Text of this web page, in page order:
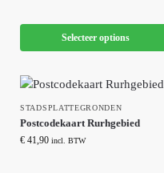
Selecteer options
STADSPLATTEGRONDEN
Postcodekaart Rurhgebied
€ 41,90 incl. BTW